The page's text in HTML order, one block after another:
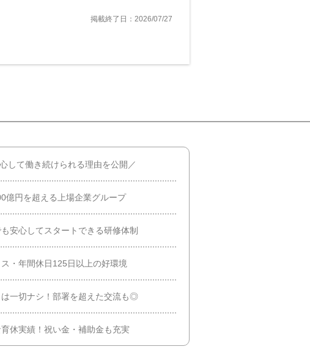
掲載終了日：2026/07/27
して働き続けられる理由を公開／
億円を超える上場企業グループ
安心してスタートできる研修体制
・年間休日125日以上の好環境
は一切ナシ！部署を超えた交流も◎
休実績！祝い金・補助金も充実